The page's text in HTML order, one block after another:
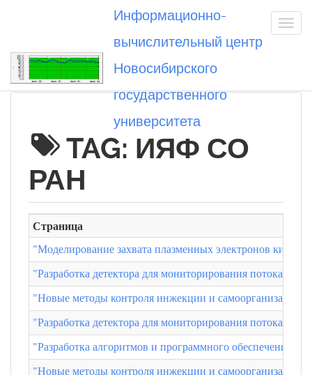
Информационно-
вычислительный центр
Новосибирского
государственного
университета
Вы посетили
TAG: ИЯФ СО
РАН
Страница
"Моделирование захвата плазменных электронов
"Разработка детектора для мониторирования потока
"Новые методы контроля инжекции и
"Разработка детектора для мониторирования потока
"Разработка алгоритмов и программного обеспечения
"Новые методы контроля инжекции и